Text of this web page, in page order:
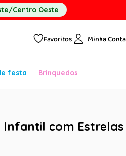
Centro Oeste
Favoritos Minha Conta
festa Brinquedos
Infantil com Estrelas